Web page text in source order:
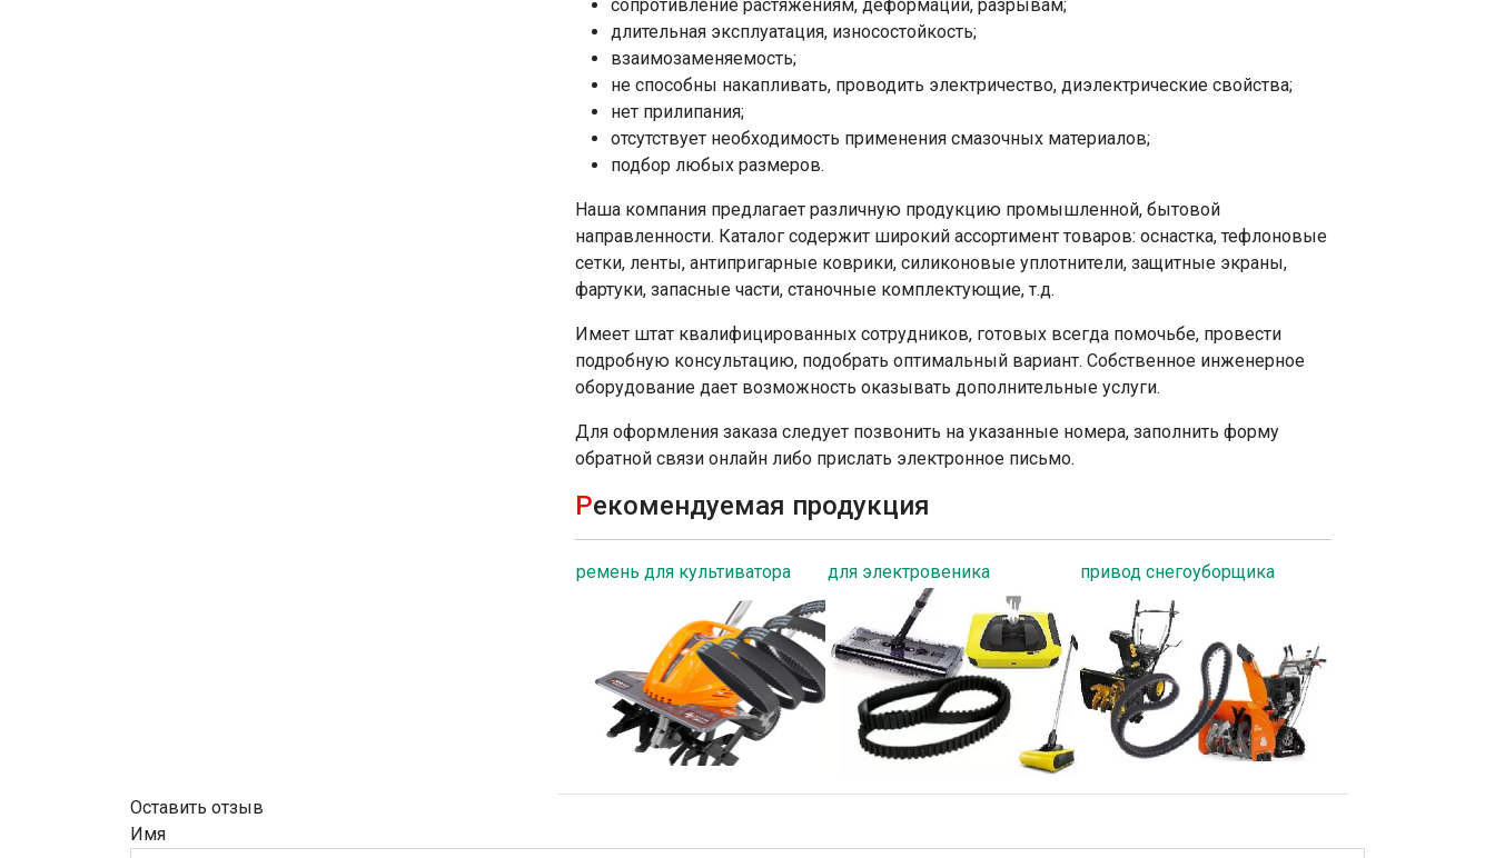
сопротивление растяжениям, деформации, разрывам;
длительная эксплуатация, износостойкость;
взаимозаменяемость;
не способны накапливать, проводить электричество, диэлектрические свойства;
нет прилипания;
отсутствует необходимость применения смазочных материалов;
подбор любых размеров.
Наша компания предлагает различную продукцию промышленной, бытовой
направленности. Каталог содержит широкий ассортимент товаров: оснастка, тефлоновые
сетки, ленты, антипригарные коврики, силиконовые уплотнители, защитные экраны,
фартуки, запасные части, станочные комплектующие, т.д.
Имеет штат квалифицированных сотрудников, готовых всегда помочьбе, провести
подробную консультацию, подобрать оптимальный вариант. Собственное инженерное
оборудование дает возможность оказывать дополнительные услуги.
Для оформления заказа следует позвонить на указанные номера, заполнить форму
обратной связи онлайн либо прислать электронное письмо.
Рекомендуемая продукция
ремень для культиватора для электровеника привод снегоуборщика
Оставить отзыв
Имя